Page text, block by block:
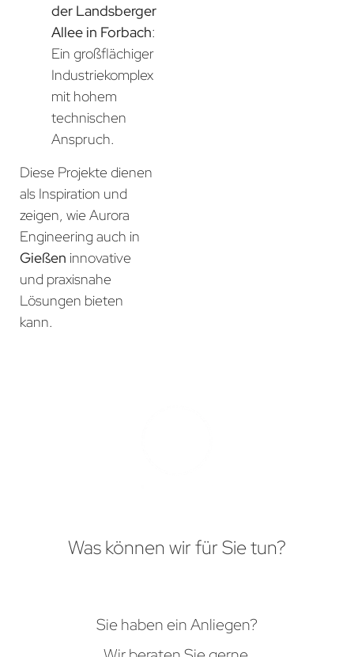
der Landsberger
Allee in Forbach:
Ein großflächiger
Industriekomplex
mit hohem
technischen
Anspruch.
Diese Projekte dienen
als Inspiration und
zeigen, wie Aurora
Engineering auch in
Gießen innovative
und praxisnahe
Lösungen bieten
kann.
Was können wir für Sie tun?
Sie haben ein Anliegen?